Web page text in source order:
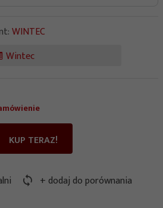
WINTEC
Wintec
KUP TERAZ!
+ dodaj do porównania